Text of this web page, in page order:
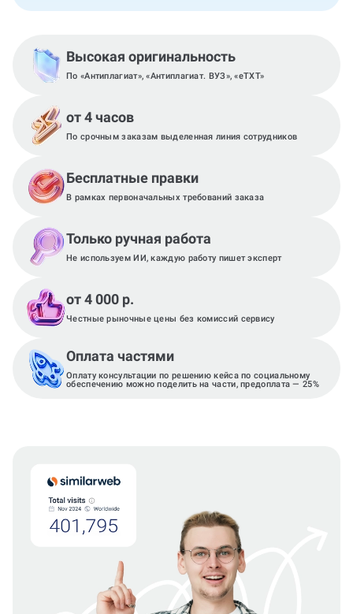
Высокая оригинальность
По «Антиплагиат», «Антиплагиат. ВУЗ», «eTXT»
от 4 часов
По срочным заказам выделенная линия сотрудников
Бесплатные правки
В рамках первоначальных требований заказа
Только ручная работа
Не используем ИИ, каждую работу пишет эксперт
от 4 000 р.
Честные рыночные цены без комиссий сервису
Оплата частями
Оплату консультации по решению кейса по социальному
обеспечению можно поделить на части, предоплата — 25%